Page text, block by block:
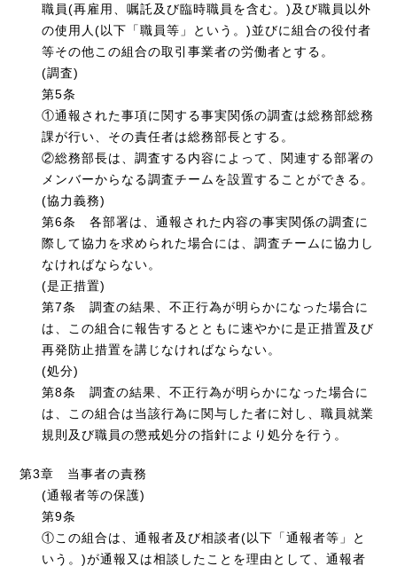
職員(再雇用、嘱託及び臨時職員を含む。)及び職員以外
の使用人(以下「職員等」という。)並びに組合の役付者
等その他この組合の取引事業者の労働者とする。
(調査)
第5条
①通報された事項に関する事実関係の調査は総務部総務
課が行い、その責任者は総務部長とする。
②総務部長は、調査する内容によって、関連する部署の
メンバーからなる調査チームを設置することができる。
(協力義務)
第6条 各部署は、通報された内容の事実関係の調査に
際して協力を求められた場合には、調査チームに協力し
なければならない。
(是正措置)
第7条 調査の結果、不正行為が明らかになった場合に
は、この組合に報告するとともに速やかに是正措置及び
再発防止措置を講じなければならない。
(処分)
第8条 調査の結果、不正行為が明らかになった場合に
は、この組合は当該行為に関与した者に対し、職員就業
規則及び職員の懲戒処分の指針により処分を行う。
第3章 当事者の責務
(通報者等の保護)
第9条
①この組合は、通報者及び相談者(以下「通報者等」と
いう。)が通報又は相談したことを理由として、通報者